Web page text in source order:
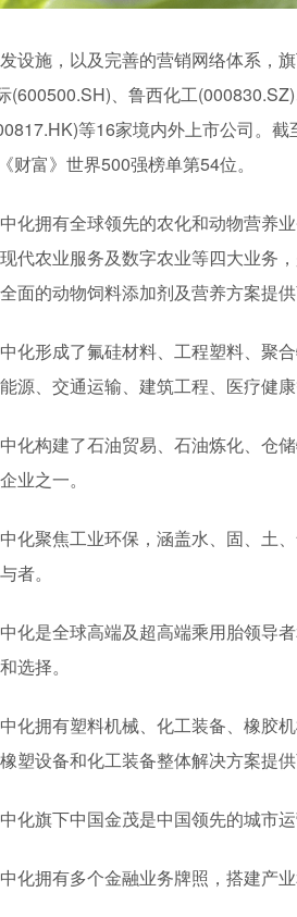
设施，以及完善的营销网络体系，
(600500.SH)、鲁西化工
等16家境内外上市公司。
财富》世界500强榜单第54位。
化拥有全球领先的农化和动物营养
代农业服务及数字农业等四大业务
面的动物饲料添加剂及营养方案提
化形成了氟硅材料、工程塑料、聚
源、交通运输、建筑工程、医疗健
化构建了石油贸易、石油炼化、仓
业之一。
化聚焦工业环保，涵盖水、固、土
者。
化是全球高端及超高端乘用胎领导
选择。
化拥有塑料机械、化工装备、橡胶
塑设备和化工装备整体解决方案提
化旗下中国金茂是中国领先的城市
化拥有多个金融业务牌照，搭建产